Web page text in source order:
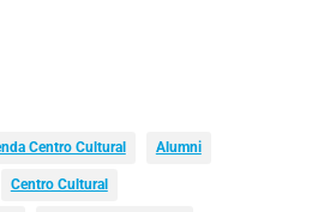
Centro Cultural Alumni
Centro Cultural